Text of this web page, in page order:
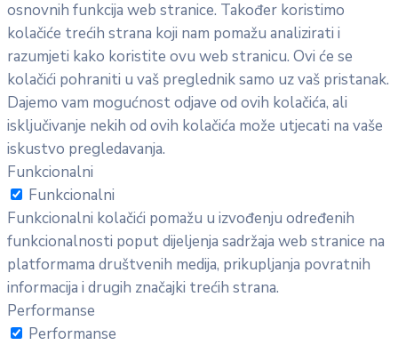
osnovnih funkcija web stranice. Također koristimo
kolačiće trećih strana koji nam pomažu analizirati i
razumjeti kako koristite ovu web stranicu. Ovi će se
kolačići pohraniti u vaš preglednik samo uz vaš pristanak.
Dajemo vam mogućnost odjave od ovih kolačića, ali
isključivanje nekih od ovih kolačića može utjecati na vaše
iskustvo pregledavanja.
Funkcionalni
Funkcionalni
Funkcionalni kolačići pomažu u izvođenju određenih
funkcionalnosti poput dijeljenja sadržaja web stranice na
platformama društvenih medija, prikupljanja povratnih
informacija i drugih značajki trećih strana.
Performanse
Performanse